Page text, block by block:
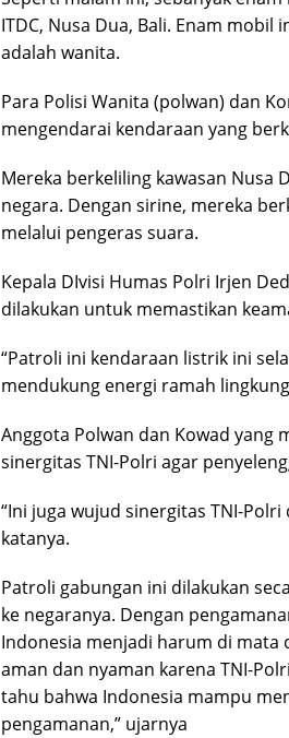
ITDC, Nusa Dua, Bali. Enam mobil
adalah wanita.
Para Polisi Wanita (polwan) dan
mengendarai kendaraan yang
Mereka berkeliling kawasan Nusa
negara. Dengan sirine, mereka
melalui pengeras suara.
Kepala DIvisi Humas Polri Irjen
dilakukan untuk memastikan
“Patroli ini kendaraan listrik ini
mendukung energi ramah
Anggota Polwan dan Kowad yang
sinergitas TNI-Polri agar
“Ini juga wujud sinergitas TNI-
katanya.
Patroli gabungan ini dilakukan
ke negaranya. Dengan
Indonesia menjadi harum di mata
aman dan nyaman karena TNI-
tahu bahwa Indonesia mampu
pengamanan,” ujarnya